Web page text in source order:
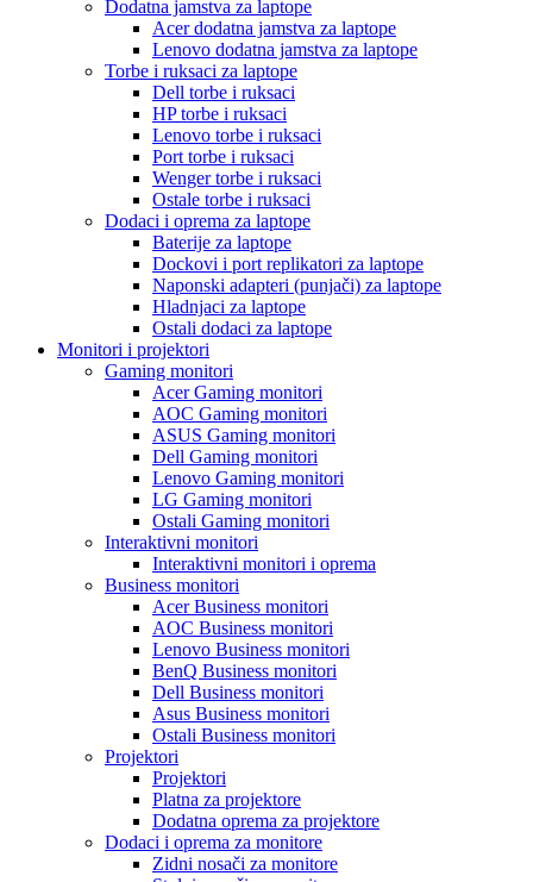
Dodatna jamstva za laptope
Acer dodatna jamstva za laptope
Lenovo dodatna jamstva za laptope
Torbe i ruksaci za laptope
Dell torbe i ruksaci
HP torbe i ruksaci
Lenovo torbe i ruksaci
Port torbe i ruksaci
Wenger torbe i ruksaci
Ostale torbe i ruksaci
Dodaci i oprema za laptope
Baterije za laptope
Dockovi i port replikatori za laptope
Naponski adapteri (punjači) za laptope
Hladnjaci za laptope
Ostali dodaci za laptope
Monitori i projektori
Gaming monitori
Acer Gaming monitori
AOC Gaming monitori
ASUS Gaming monitori
Dell Gaming monitori
Lenovo Gaming monitori
LG Gaming monitori
Ostali Gaming monitori
Interaktivni monitori
Interaktivni monitori i oprema
Business monitori
Acer Business monitori
AOC Business monitori
Lenovo Business monitori
BenQ Business monitori
Dell Business monitori
Asus Business monitori
Ostali Business monitori
Projektori
Projektori
Platna za projektore
Dodatna oprema za projektore
Dodaci i oprema za monitore
Zidni nosači za monitore